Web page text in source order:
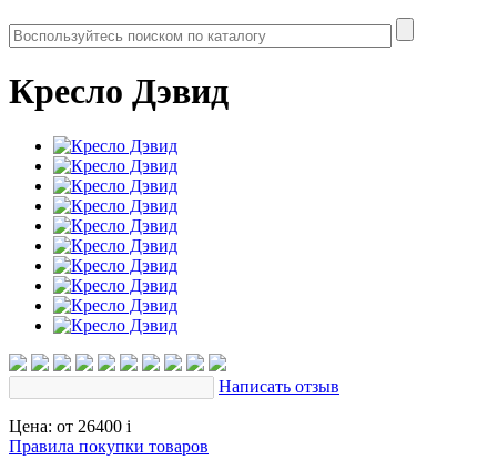
Кресло Дэвид
Написать отзыв
Цена: от 26400 i
Правила покупки товаров